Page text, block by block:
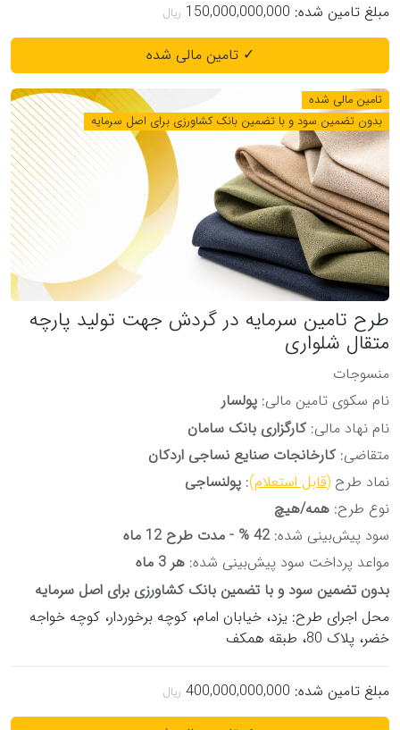
مبلغ تامین شده: 150,000,000,000
✓ تامین مالی شده
تامین مالی شده
بدون تضمین سود و با تضمین بانک کشاورزی برای اصل سرمایه
طرح تامین سرمایه در گردش جهت تولید پارچه
متقال شلواری
منسوجات
نام سکوی تامین مالی: پولسار
نام نهاد مالی:کارگزاری بانک سامان
متقاضی:کارخانجات صنایع نساجی اردکان
نماد طرح (قابل استعلام): پولنساجی
نوع طرح: همه/هیچ
سود پیش‌بینی شده:42 % - مدت طرح 12 ماه
مواعد پرداخت سود پیش‌بینی شده: هر 3 ماه
بدون تضمین سود و با تضمین بانک کشاورزی برای اصل سرمایه
محل اجرای طرح: یزد، خیابان امام، کوچه برخوردار، کوچه خواجه
خضر، پلاک 80، طبقه همکف
مبلغ تامین شده: 400,000,000,000